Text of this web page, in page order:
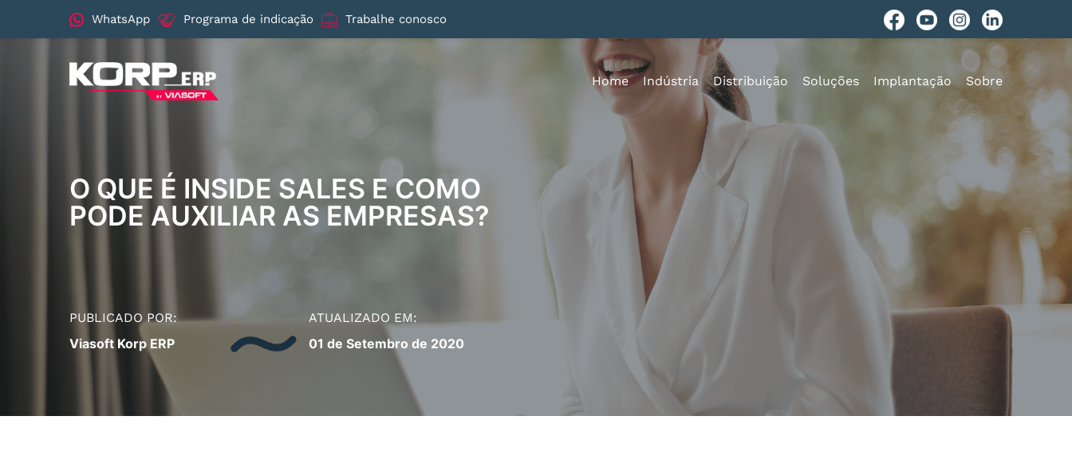
WhatsApp Programa de indicação Trabalhe conosco
Home Indústria Distribuição Soluções Implantação Sobre
O QUE É INSIDE SALES E COMO
PODE AUXILIAR AS EMPRESAS?
PUBLICADO POR:
Viasoft Korp ERP
ATUALIZADO EM:
01 de Setembro de 2020